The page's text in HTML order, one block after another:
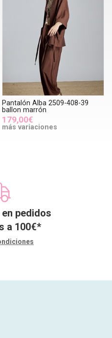
Pantalón Alba 2509-408-39
ballon marrón
179,00€
más variaciones
pedidos
a 100€*